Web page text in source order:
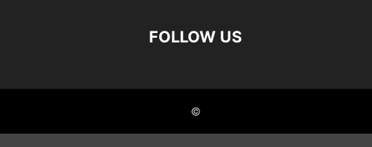
FOLLOW US
©